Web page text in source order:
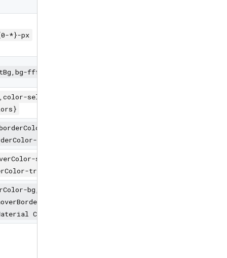
*}-px
fff,bg-ffffff,bg-FFDFE2E6,bg-transparent,bg-
selectBg,color-fff,color-ffffff,color-
select,borderColor-selectBg,borderColor-
transparent,borderColor-{Material Colors}
select,hoverColor-selectBg,hoverColor-
transparent,hoverColor-{Material Colors}
bg,hoverBorderColor-select,hoverBorderColor-
ffffff,hoverBorderColor-
Colors}